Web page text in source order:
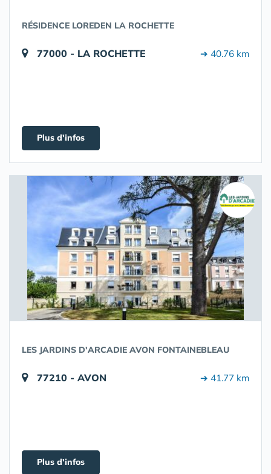
RÉSIDENCE LOREDEN LA ROCHETTE
77000 - LA ROCHETTE ➔ 40.76 km
Plus d'infos
LES JARDINS D'ARCADIE AVON FONTAINEBLEAU
77210 - AVON ➔ 41.77 km
Plus d'infos